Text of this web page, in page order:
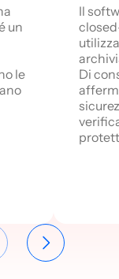
un
le
Il
Di